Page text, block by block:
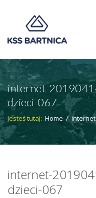
internet-
dzieci-067
Jesteś tutaj: Home /
internet-
dzieci-067